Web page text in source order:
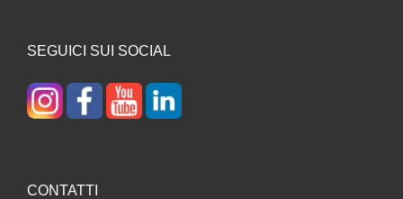
SEGUICI SUI SOCIAL
CONTATTI